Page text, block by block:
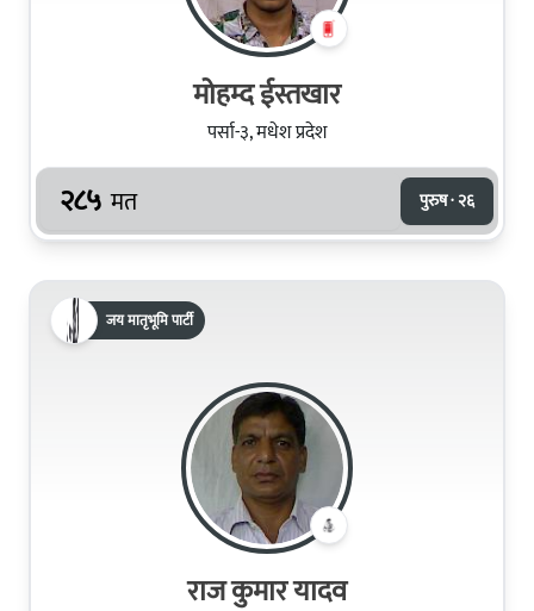
मोहम्द ईस्तखार
पर्सा-३, मधेश प्रदेश
२८५ मत पुरुष · २६
जय मातृभूमि पार्टी
राज कुमार यादव